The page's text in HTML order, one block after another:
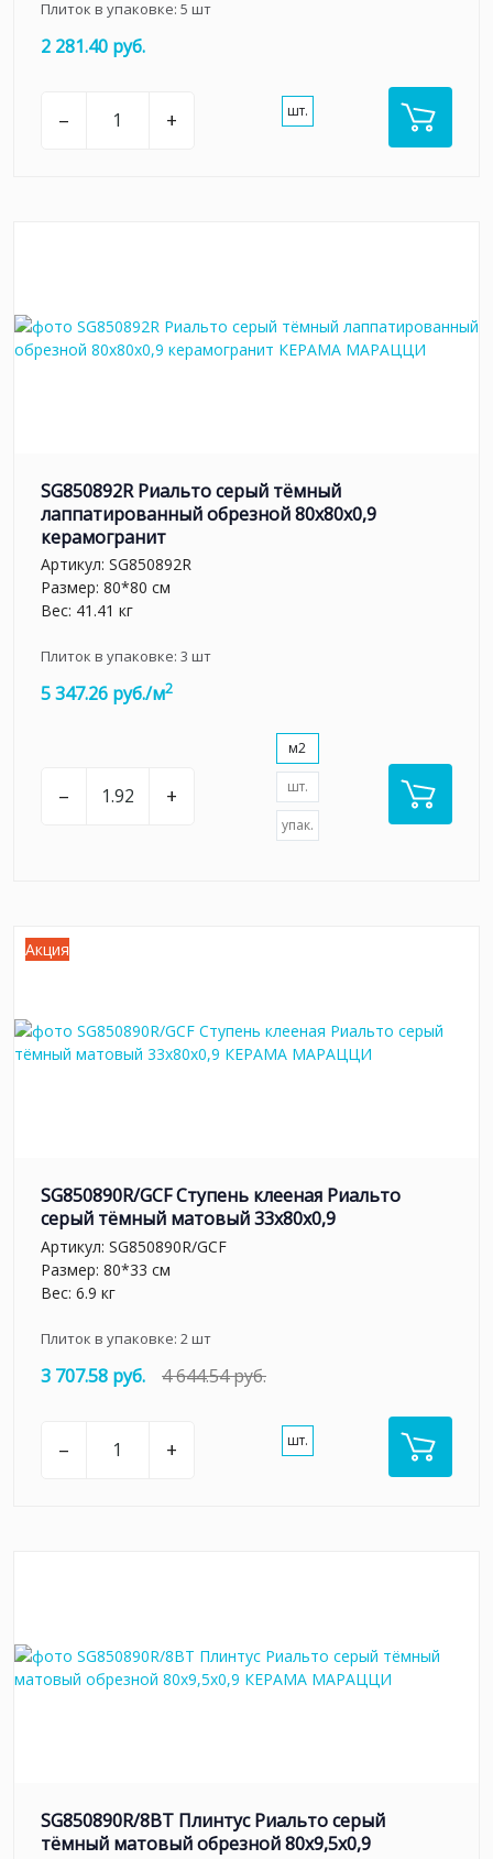
Плиток в упаковке: 5 шт
2 281.40 руб.
– + шт.
SG850892R Риальто серый тёмный
лаппатированный обрезной 80x80x0,9
керамогранит
Артикул: SG850892R
Размер: 80*80 см
Вес: 41.41 кг
Плиток в упаковке: 3 шт
5 347.26 руб./м2
– +
м2
шт.
упак.
Акция
SG850890R/GCF Ступень клееная Риальто
серый тёмный матовый 33x80x0,9
Артикул: SG850890R/GCF
Размер: 80*33 см
Вес: 6.9 кг
Плиток в упаковке: 2шт
3 707.58 руб. 4 644.54 руб.
– + шт.
SG850890R/8BT Плинтус Риальто серый
тёмный матовый обрезной 80x9,5x0,9